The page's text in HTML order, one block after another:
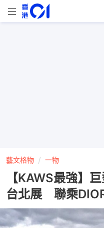
藝文格物 一物
【KAWS最強】
台北展 聯乘